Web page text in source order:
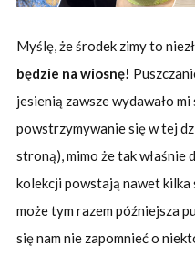
Myślę, że środek zimy to
będzie na wiosnę!
jesienią zawsze wydawało
powstrzymywanie się w tej
stroną), mimo że tak właśnie
kolekcji powstają nawet kilka
może tym razem późniejsza
się nam nie zapomnieć o